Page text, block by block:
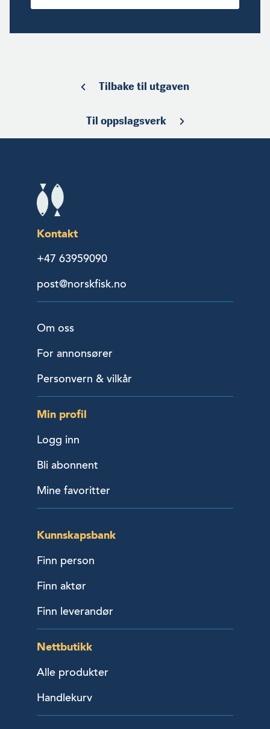
Tilbake til utgaven
Til oppslagsverk
Kontakt
+47 63959090
post@norskfisk.no
Om oss
For annonsører
Personvern & vilkår
Min profil
Logg inn
Bli abonnent
Mine favoritter
Kunnskapsbank
Finn person
Finn aktør
Finn leverandør
Nettbutikk
Alle produkter
Handlekurv